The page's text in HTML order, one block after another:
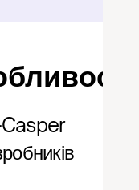
Casper